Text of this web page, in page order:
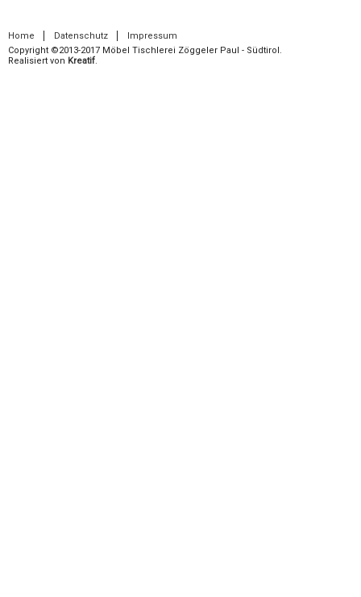
Home Datenschutz
Impressum
Copyright ©2013-2017 Möbel Tischlerei Zöggeler Paul - Südtirol.
Realisiert von Kreatif.